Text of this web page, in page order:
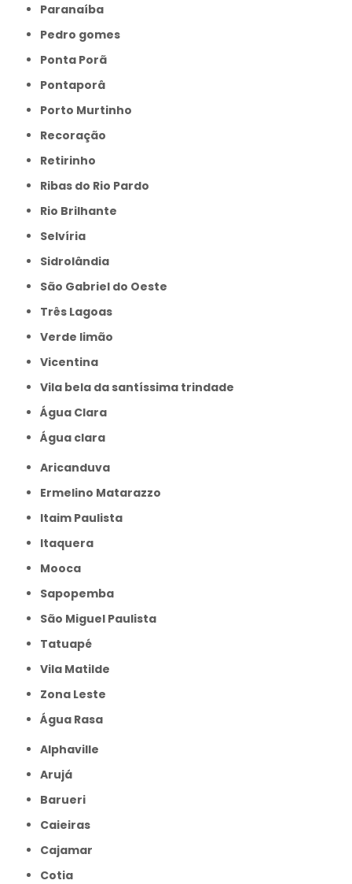
Paranaíba
Pedro gomes
Ponta Porã
Pontaporâ
Porto Murtinho
Recoração
Retirinho
Ribas do Rio Pardo
Rio Brilhante
Selvíria
Sidrolândia
São Gabriel do Oeste
Três Lagoas
Verde limão
Vicentina
Vila bela da santíssima trindade
Água Clara
Água clara
Aricanduva
Ermelino Matarazzo
Itaim Paulista
Itaquera
Mooca
Sapopemba
São Miguel Paulista
Tatuapé
Vila Matilde
Zona Leste
Água Rasa
Alphaville
Arujá
Barueri
Caieiras
Cajamar
Cotia